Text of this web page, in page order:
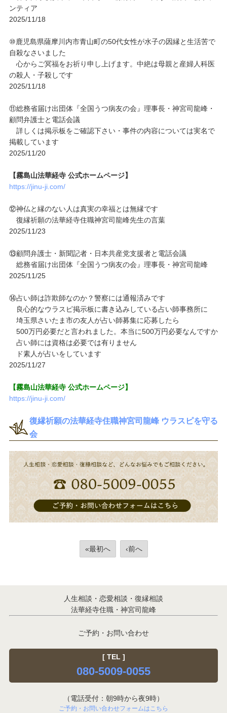
ンティア
2025/11/18
⑩鹿児島県薩摩川内市青山町の50代女性が水子の因縁と生活苦で
自殺なさいました
心からご冥福をお祈り申し上げます。中絶は母親と産婦人科医
の殺人・子殺しです
2025/11/18
⑪総務省届け出団体『全国うつ病友の会』理事長・神宮司龍峰・
顧問弁護士と電話会議
詳しくは掲示板をご確認下さい・事件の内容については実名で
掲載しています
2025/11/20
【霧島山法華経寺 公式ホームページ】
https://jinu-ji.com/
⑫神仏と縁のない人は真実の幸福とは無縁です
復縁祈願の法華経寺住職神宮司龍峰先生の言葉
2025/11/23
⑬顧問弁護士・新聞記者・日本共産党支援者と電話会議
総務省届け出団体『全国うつ病友の会』理事長・神宮司龍峰
2025/11/25
⑭占い師は詐欺師なのか？警察には通報済みです
良心的なウラスピ掲示板に書き込みしている占い師事務所に
埼玉県さいたま市の友人が占い師募集に応募したら
500万円必要だと言われました。本当に500万円必要なんですか
占い師には資格は必要では有りません
ド素人が占いをしています
2025/11/27
【霧島山法華経寺 公式ホームページ】
https://jinu-ji.com/
復縁祈願の法華経寺住職神宮司龍峰 ウラスピを守る
会
«最初へ ‹前へ
人生相談・恋愛相談・復縁相談
法華経寺住職・神宮司龍峰
ご予約・お問い合わせ
[ TEL ]
080-5009-0055
（電話受付：朝9時から夜9時）
ご予約・お問い合わせフォームはこちら